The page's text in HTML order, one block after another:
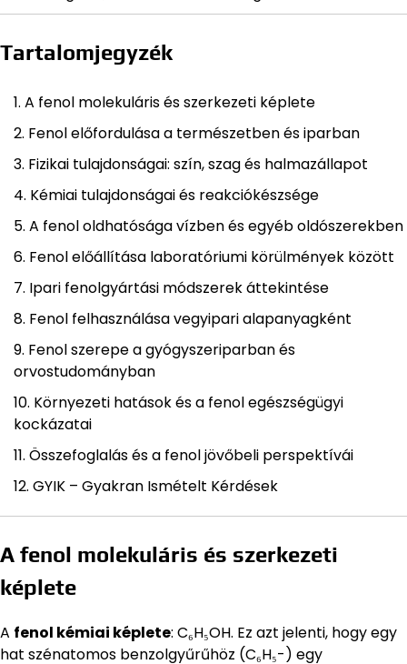
Tartalomjegyzék
A fenol molekuláris és szerkezeti képlete
Fenol előfordulása a természetben és iparban
Fizikai tulajdonságai: szín, szag és halmazállapot
Kémiai tulajdonságai és reakciókészsége
A fenol oldhatósága vízben és egyéb oldószerekben
Fenol előállítása laboratóriumi körülmények között
Ipari fenolgyártási módszerek áttekintése
Fenol felhasználása vegyipari alapanyagként
Fenol szerepe a gyógyszeriparban és
orvostudományban
Környezeti hatások és a fenol egészségügyi
kockázatai
Összefoglalás és a fenol jövőbeli perspektívái
GYIK – Gyakran Ismételt Kérdések
A fenol molekuláris és szerkezeti
képlete
A fenol kémiai képlete: C₆H₅OH. Ez azt jelenti, hogy egy
hat szénatomos benzolgyűrűhöz (C₆H₅-) egy